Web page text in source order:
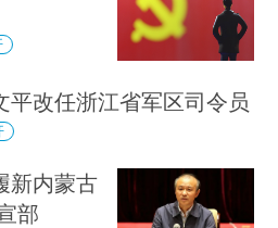
平改任浙江省军区司令员
新内蒙古
部